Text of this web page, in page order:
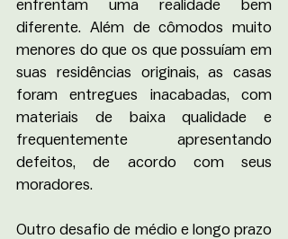
enfrentam uma realidade bem
diferente. Além de cômodos muito
menores do que os que possuíam em
suas residências originais, as casas
foram entregues inacabadas, com
materiais de baixa qualidade e
frequentemente apresentando
defeitos, de acordo com seus
moradores.
Outro desafio de médio e longo prazo